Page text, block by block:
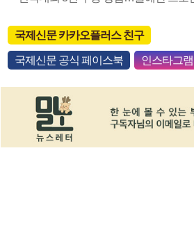
국제신문 카카오플러스 친구
국제신문 공식 페이스북 인스타그램